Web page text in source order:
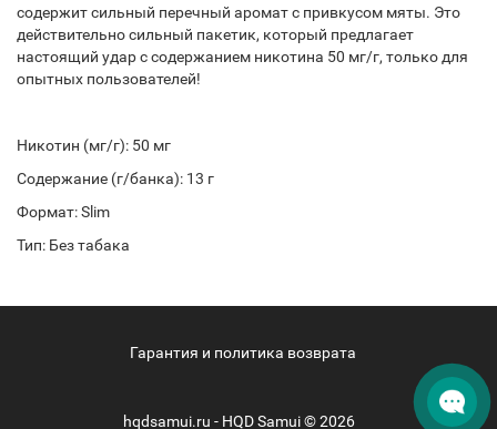
содержит сильный перечный аромат с привкусом мяты. Это
действительно сильный пакетик, который предлагает
настоящий удар с содержанием никотина 50 мг/г, только для
опытных пользователей!
Никотин (мг/г): 50 мг
Содержание (г/банка): 13 г
Формат: Slim
Тип: Без табака
Гарантия и политика возврата
hqdsamui.ru - HQD Samui © 2026